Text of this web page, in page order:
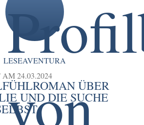
LESEAVENTURA
AM24.03.2024
ÜBER
UND DIE SUCHE